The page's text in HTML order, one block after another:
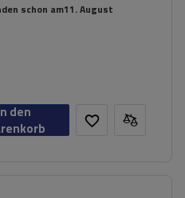
schon am11. August
den